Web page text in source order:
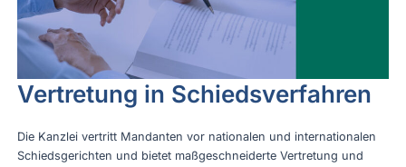
Vertretung in Schiedsverfahren
Die Kanzlei vertritt Mandanten vor nationalen und internationalen
Schiedsgerichten und bietet maßgeschneiderte Vertretung und